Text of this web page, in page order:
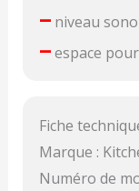
–niveau
–espace
Fiche
Marque :
Numéro de